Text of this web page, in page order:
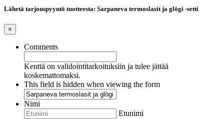
Lähetä tarjouspyyntö tuotteesta: Sarpaneva termoslasit ja glögi -setti
×
Comments
Kenttä on validointitarkoituksiin ja tulee jättää
koskemattomaksi.
This field is hidden when viewing the form
Nimi
Etunimi